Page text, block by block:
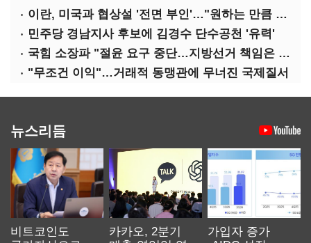
이란, 미국과 협상설 '전면 부인'…"원하는 만큼 전쟁 가능"
민주당 경남지사 후보에 김경수 단수공천 '유력'
국힘 소장파 "절윤 요구 중단…지방선거 책임은 장동혁 몫"
"무조건 이익"…거래적 동맹관에 무너진 국제질서
뉴스리듬
비트코인도
카카오, 2분기
가입자 증가